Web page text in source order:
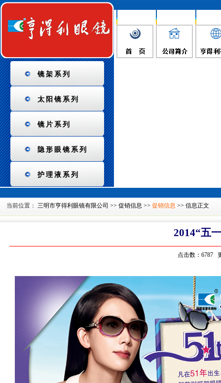
镜架系列
太阳镜系列
镜片系列
隐形眼镜系列
护理液系列
当前位置： 三明市亨得利眼镜有限公司 >> 促销信息 >> 促销信息 >> 信息正文
2014“五
点击数：6787